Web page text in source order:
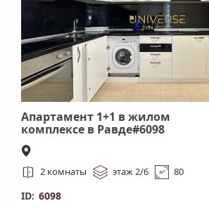
Апартамент 1+1 в жилом
комплексе в Равде#6098
2 комнаты этаж 2/6 80
ID: 6098